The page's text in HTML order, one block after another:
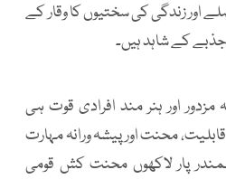
زندگی کی سختیوں کا وقار کے
کے شاہد ہیں۔
اور ہنر مند افرادی قوت ہی
محنت اور پیشہ ورانہ مہارت
پار لاکھوں محنت کش قومی